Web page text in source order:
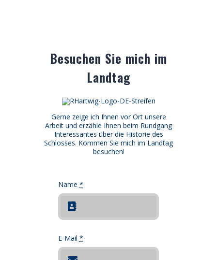
Besuchen Sie mich im
Landtag
Gerne zeige ich Ihnen vor Ort unsere
Arbeit und erzähle Ihnen beim Rundgang
Interessantes über die Historie des
Schlosses. Kommen Sie mich im Landtag
besuchen!
Name *
E-Mail *